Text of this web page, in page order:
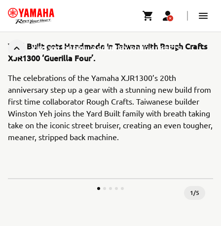
XJR1300 ‘GUERILLA FOUR’ BY ROUGH CRAFTS
Yard Built gets Handmade in Taiwan with Rough Crafts
XJR1300 ‘Guerilla Four’.
The celebrations of the Yamaha XJR1300’s 20th
anniversary step up a gear with a stunning new build from
first time collaborator Rough Crafts. Taiwanese builder
Winston Yeh joins the Yard Built family with breath taking
take on the iconic street bruiser, creating an even tougher,
meaner, stripped back machine.
1/5